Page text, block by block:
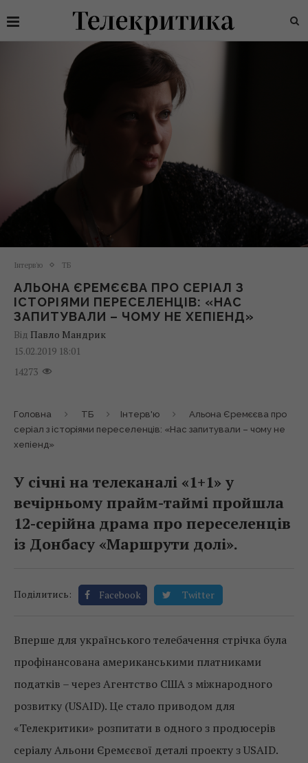
Інтерв'ю ТБ
АЛЬОНА ЄРЕМЄЄВА ПРО СЕРІАЛ З
ІСТОРІЯМИ ПЕРЕСЕЛЕНЦІВ: «НАС
ЗАПИТУВАЛИ – ЧОМУ НЕ ХЕПІЕНД»
Від Павло Мандрик
15.02.2019 18:01
14273
Головна ТБ Інтерв'ю
Альона Єремєєва про
серіал з історіями переселенців: «Нас запитували – чому не
хепіенд»
У січні на телеканалі «1+1» у
вечірньому прайм-таймі пройшла
12-серійна драма про переселенців
із Донбасу «Маршрути долі».
Поділитись: Facebook Twitter
Вперше для українського телебачення стрічка була
профінансована американськими платниками
податків – через Агентство США з міжнародного
розвитку (USAID). Це стало приводом для
«Телекритики» розпитати в одного з продюсерів
серіалу Альони Єремєєвої деталі проекту з USAID.